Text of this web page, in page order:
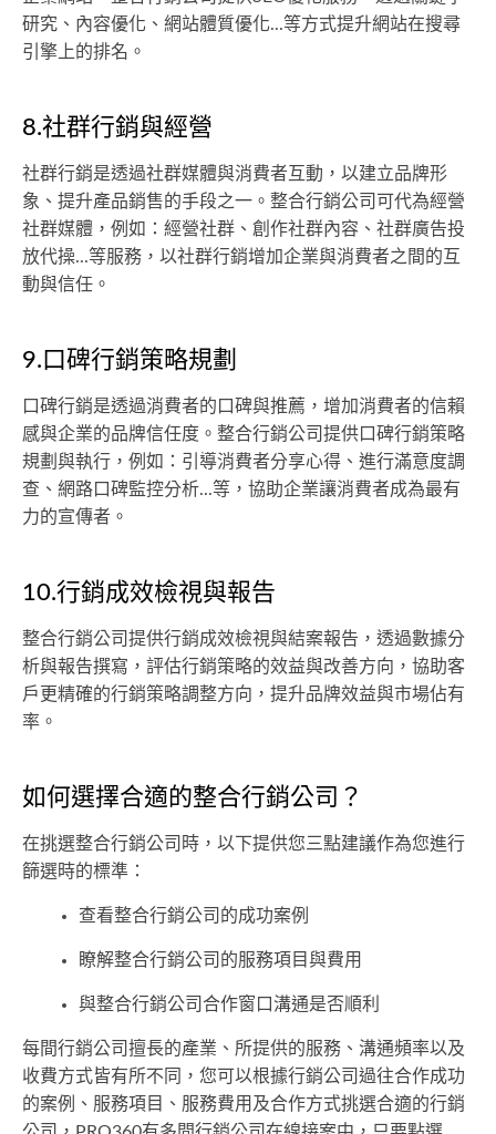
研究、內容優化、網站體質優化...等方式提升網站在搜尋
引擎上的排名。
8.社群行銷與經營
社群行銷是透過社群媒體與消費者互動，以建立品牌形
象、提升產品銷售的手段之一。整合行銷公司可代為經營
社群媒體，例如：經營社群、創作社群內容、社群廣告投
放代操...等服務，以社群行銷增加企業與消費者之間的互
動與信任。
9.口碑行銷策略規劃
口碑行銷是透過消費者的口碑與推薦，增加消費者的信賴
感與企業的品牌信任度。整合行銷公司提供口碑行銷策略
規劃與執行，例如：引導消費者分享心得、進行滿意度調
查、網路口碑監控分析...等，協助企業讓消費者成為最有
力的宣傳者。
10.行銷成效檢視與報告
整合行銷公司提供行銷成效檢視與結案報告，透過數據分
析與報告撰寫，評估行銷策略的效益與改善方向，協助客
戶更精確的行銷策略調整方向，提升品牌效益與市場佔有
率。
如何選擇合適的整合行銷公司？
在挑選整合行銷公司時，以下提供您三點建議作為您進行
篩選時的標準：
查看整合行銷公司的成功案例
瞭解整合行銷公司的服務項目與費用
與整合行銷公司合作窗口溝通是否順利
每間行銷公司擅長的產業、所提供的服務、溝通頻率以及
收費方式皆有所不同，您可以根據行銷公司過往合作成功
的案例、服務項目、服務費用及合作方式挑選合適的行銷